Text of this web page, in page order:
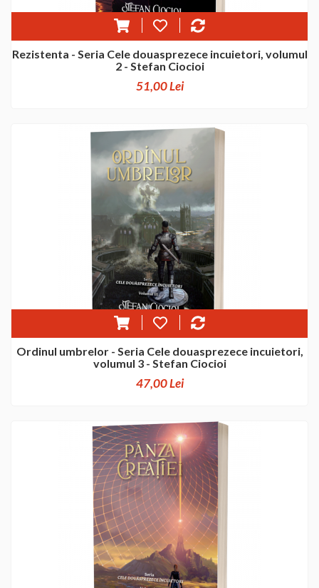
Rezistenta - Seria Cele douasprezece incuietori, volumul
2 - Stefan Ciocioi
51,00 Lei
Ordinul umbrelor - Seria Cele douasprezece incuietori,
volumul 3 - Stefan Ciocioi
47,00 Lei